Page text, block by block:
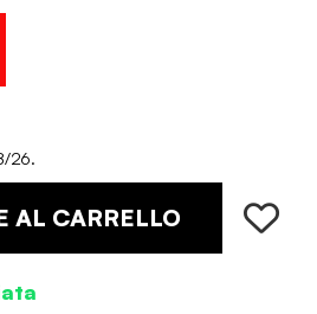
26.
AL CARRELLO